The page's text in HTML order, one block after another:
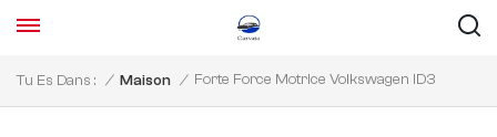
Tu Es Dans : / Maison / Forte Force Motrice Volkswagen ID3